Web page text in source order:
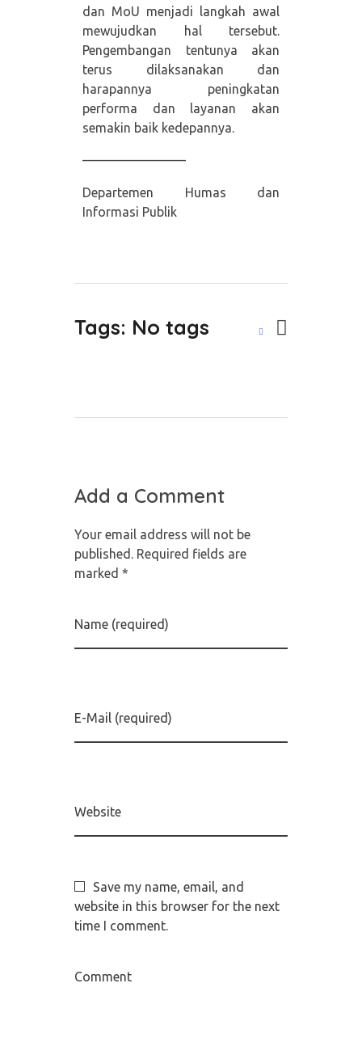
dan MoU menjadi langkah awal
mewujudkan hal tersebut.
Pengembangan tentunya akan
terus dilaksanakan dan
harapannya peningkatan
performa dan layanan akan
semakin baik kedepannya.
————————
Departemen Humas dan
Informasi Publik
Tags: No tags
Add a Comment
Your email address will not be
published. Required fields are
marked *
Name (required)
E-Mail (required)
Website
Save my name, email, and
website in this browser for the next
time I comment.
Comment